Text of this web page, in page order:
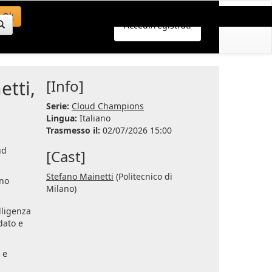
Ok
Accedi/registrati
e
e
[Info]
Serie: Cloud Champions
Lingua: Italiano
Trasmesso il: 02/07/2026 15:00
[Cast]
Stefano Mainetti (Politecnico di
Milano)